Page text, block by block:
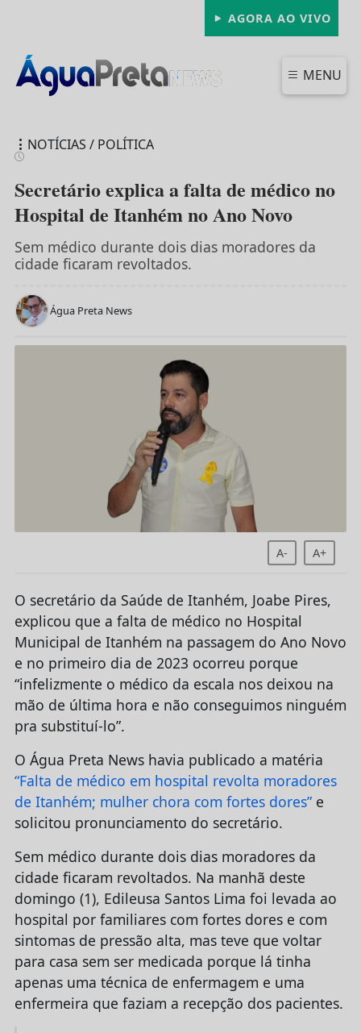
AGORA AO VIVO
MENU
FECHAR
NOTÍCIAS / POLÍTICA
Secretário explica a falta de médico no
Hospital de Itanhém no Ano Novo
Sem médico durante dois dias moradores da
cidade ficaram revoltados.
Água Preta News
A- A+
O secretário da Saúde de Itanhém, Joabe Pires,
explicou que a falta de médico no Hospital
Municipal de Itanhém na passagem do Ano Novo
e no primeiro dia de 2023 ocorreu porque
“infelizmente o médico da escala nos deixou na
mão de última hora e não conseguimos ninguém
pra substituí-lo”.
O Água Preta News havia publicado a matéria
“Falta de médico em hospital revolta moradores
de Itanhém; mulher chora com fortes dores”e
solicitou pronunciamento do secretário.
Sem médico durante dois dias moradores da
cidade ficaram revoltados. Na manhã deste
domingo (1), Edileusa Santos Lima foi levada ao
hospital por familiares com fortes dores e com
sintomas de pressão alta, mas teve que voltar
para casa sem ser medicada porque lá tinha
apenas uma técnica de enfermagem e uma
enfermeira que faziam a recepção dos pacientes.